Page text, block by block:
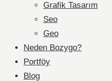
Grafik Tasarım
Seo
Geo
Neden Bozygo?
Portföy
Blog